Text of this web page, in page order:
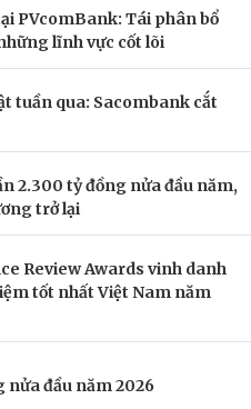
PVcomBank: Tái phân bổ
lĩnh vực cốt lõi
tuần qua: Sacombank cắt
2.300 tỷ đồng nửa đầu năm,
trở lại
Review Awards vinh danh
tốt nhất Việt Nam năm
nửa đầu năm 2026